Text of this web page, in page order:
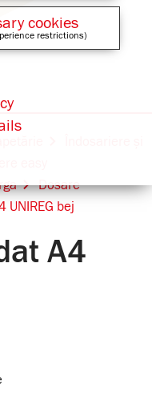
Dosare
UNIREG bej
A4
cookies
restrictions)